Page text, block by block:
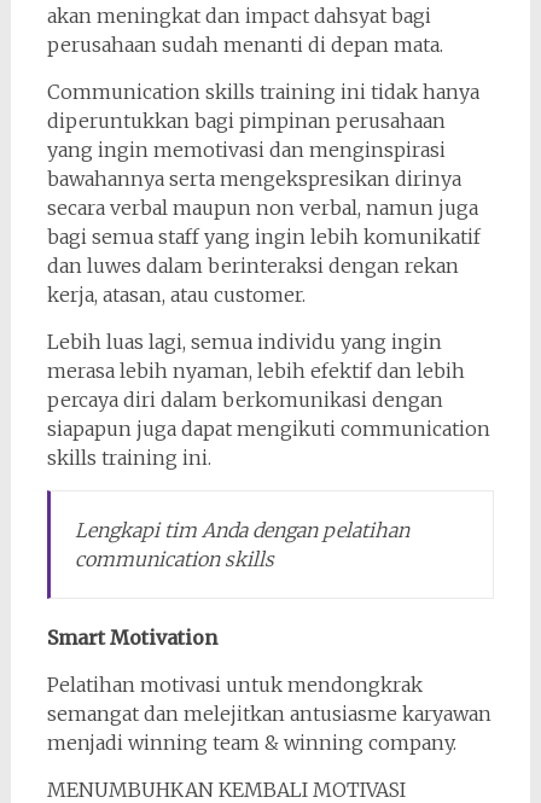
akan meningkat dan impact dahsyat bagi
perusahaan sudah menanti di depan mata.
Communication skills training ini tidak hanya
diperuntukkan bagi pimpinan perusahaan
yang ingin memotivasi dan menginspirasi
bawahannya serta mengekspresikan dirinya
secara verbal maupun non verbal, namun juga
bagi semua staff yang ingin lebih komunikatif
dan luwes dalam berinteraksi dengan rekan
kerja, atasan, atau customer.
Lebih luas lagi, semua individu yang ingin
merasa lebih nyaman, lebih efektif dan lebih
percaya diri dalam berkomunikasi dengan
siapapun juga dapat mengikuti communication
skills training ini.
Lengkapi tim Anda dengan pelatihan
communication skills
Smart Motivation
Pelatihan motivasi untuk mendongkrak
semangat dan melejitkan antusiasme karyawan
menjadi winning team & winning company.
MENUMBUHKAN KEMBALI MOTIVASI